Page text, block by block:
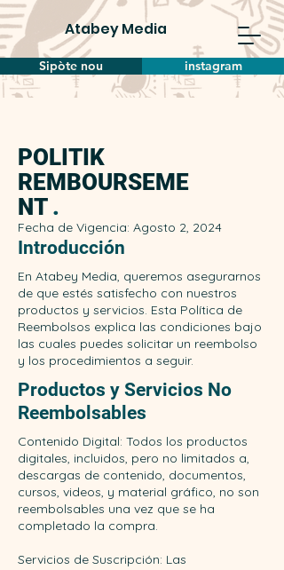
Atabey Media
Sipòte nou instagram
POLITIK
REMBOURSEME
NT .
Fecha de Vigencia: Agosto 2, 2024
Introducción
En Atabey Media, queremos asegurarnos
de que estés satisfecho con nuestros
productos y servicios. Esta Política de
Reembolsos explica las condiciones bajo
las cuales puedes solicitar un reembolso
y los procedimientos a seguir.
Productos y Servicios No
Reembolsables
Contenido Digital: Todos los productos
digitales, incluidos, pero no limitados a,
descargas de contenido, documentos,
cursos, videos, y material gráfico, no son
reembolsables una vez que se ha
completado la compra.
Servicios de Suscripción: Las